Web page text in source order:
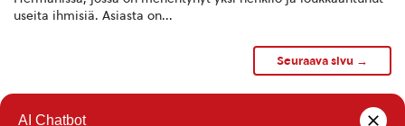
useita ihmisiä. Asiasta on...
Seuraava sivu →